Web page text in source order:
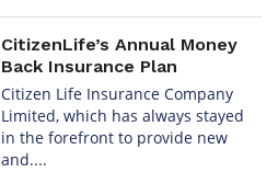
CitizenLife’s Annual Money
Back Insurance Plan
Citizen Life Insurance Company
Limited, which has always stayed
in the forefront to provide new
and....